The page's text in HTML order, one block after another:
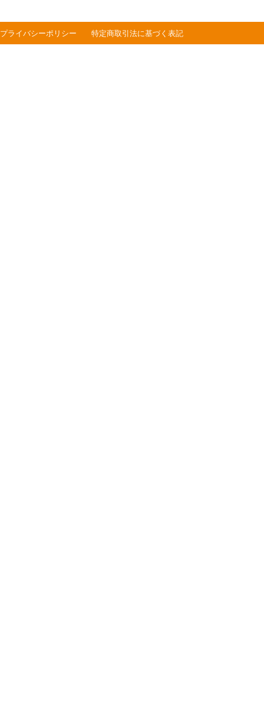
プライバシーポリシー 特定商取引法に基づく表記